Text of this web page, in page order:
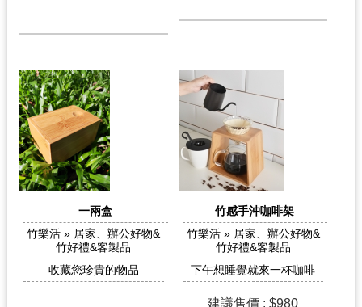
一兩盒
竹樂活 » 居家、辦公好物&
竹好禮&客製品
收藏您珍貴的物品
竹感手沖咖啡架
竹樂活 » 居家、辦公好物&
竹好禮&客製品
下午想睡覺就來一杯咖啡
建議售價 : $980